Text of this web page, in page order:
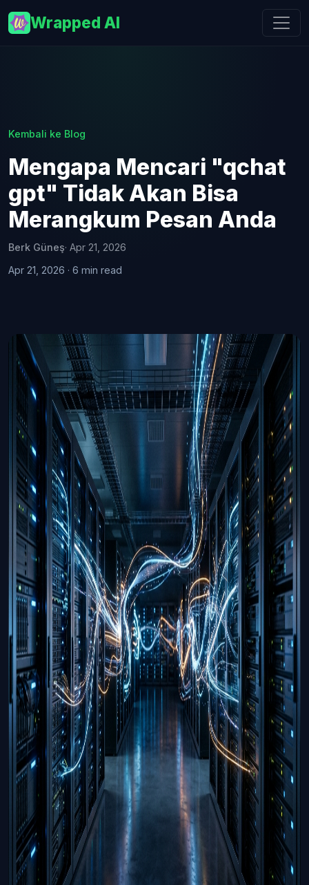
Wrapped AI
Kembali ke Blog
Mengapa Mencari "qchat
gpt" Tidak Akan Bisa
Merangkum Pesan Anda
Berk Güneş· Apr 21, 2026
Apr 21, 2026 · 6 min read